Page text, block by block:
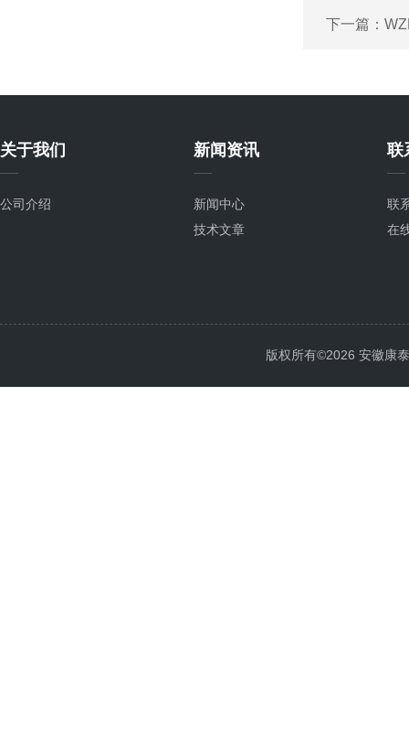
下一篇：
关于我们
公司介绍
新闻资讯
新闻中心
技术文章
联
联
在
版权所有©2026 安徽康